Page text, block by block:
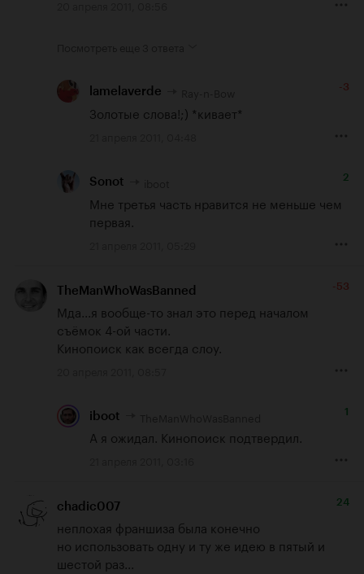
lamelaverde -3
Золотые слова!;) *кивает*
Sonot 2
Мне третья часть нравится не меньше чем
первая.
TheManWhoWasBanned -53
Мда...я вообще-то знал это перед началом
съёмок 4-ой части.
Кинопоиск как всегда слоу.
iboot 1
А я ожидал. Кинопоиск подтвердил.
chadic007 24
неплохая франшиза была конечно
но использовать одну и ту же идею в пятый и
шестой раз...